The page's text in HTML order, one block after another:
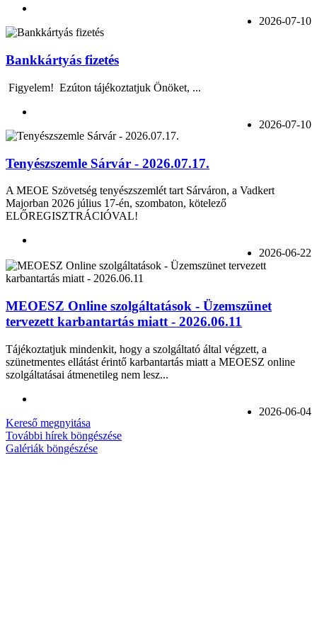
2026-07-10
Bankkártyás fizetés
Figyelem! Ezúton tájékoztatjuk Önöket, ...
2026-07-10
Tenyészszemle Sárvár - 2026.07.17.
A MEOE Szövetség tenyészszemlét tart Sárváron, a Vadkert
Majorban 2026 július 17-én, szombaton, kötelező
ELŐREGISZTRÁCIÓVAL!
2026-06-22
MEOESZ Online szolgáltatások - Üzemszünet
tervezett karbantartás miatt - 2026.06.11
Tájékoztatjuk mindenkit, hogy a szolgáltató által végzett, a
szünetmentes ellátást érintő karbantartás miatt a MEOESZ online
szolgáltatásai átmenetileg nem lesz...
2026-06-04
Kereső megnyitása
További hírek böngészése
Galériák böngészése